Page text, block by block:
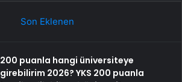
Son Eklenen
200 puanla hangi üniversiteye
girebilirim 2026? YKS 200 puanla